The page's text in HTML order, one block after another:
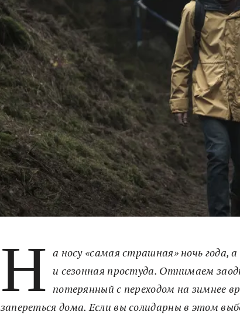
Н а носу «самая страшная» ночь года,
и сезонная простуда. Отнимаем
потерянный с переходом на зимнее
запереться дома. Если вы солидарны в этом